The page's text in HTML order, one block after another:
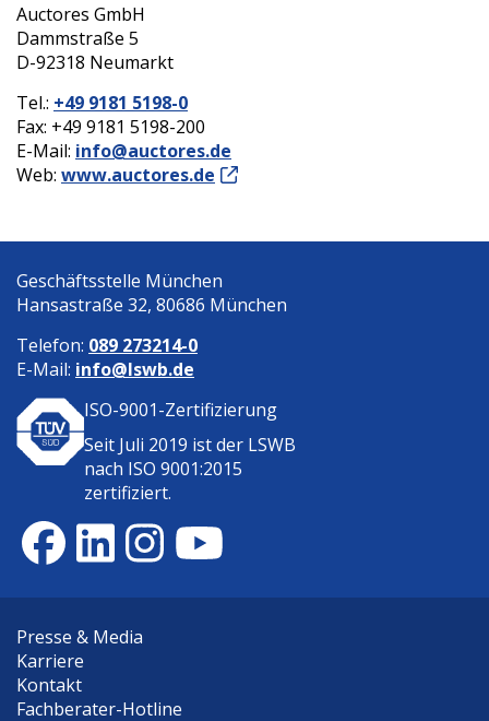
Auctores GmbH
Dammstraße 5
D-92318 Neumarkt
Tel.: +49 9181 5198-0
Fax: +49 9181 5198-200
E-Mail: info@auctores.de
Web: www.auctores.de
Geschäftsstelle München
Hansastraße 32, 80686 München
Telefon: 089 273214-0
E-Mail: info@lswb.de
ISO-9001-Zertifizierung
Seit Juli 2019 ist der LSWB
nach ISO 9001:2015
zertifiziert.
Presse & Media
Karriere
Kontakt
Fachberater-Hotline